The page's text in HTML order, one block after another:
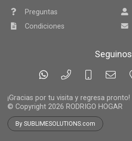
Preguntas
Condiciones
Seguinos
¡Gracias por tu visita y regresa pronto!
© Copyright 2026 RODRIGO HOGAR
By SUBLIMESOLUTIONS.com